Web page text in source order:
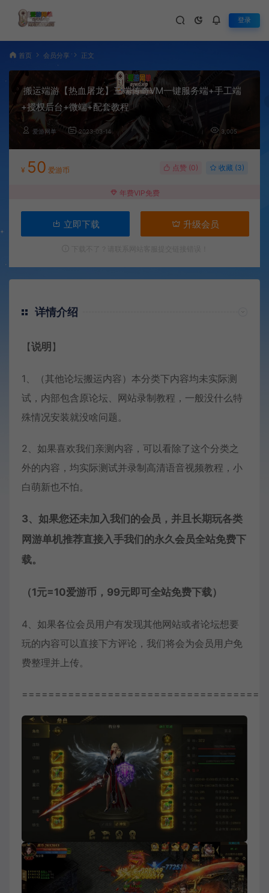
登录
首页 会员分享 正文
搬运端游【热血屠龙】三端传奇VM一键服务端+手工端
+授权后台+微端+配套教程
爱游网单 2023-03-14 3,005
¥ 50 爱游币 点赞 (0) 收藏 (3)
年费VIP免费
立即下载 升级会员
详情介绍
【说明 】
1、（其他论坛搬运内容）本分类下内容均未实际测
试，内部包含原论坛、网站录制教程，一般没什么特
殊情况安装就没啥问题。
2、如果喜欢我们亲测内容，可以看除了这个分类之
外的内容，均实际测试并录制高清语音视频教程，小
白萌新也不怕。
3、如果您还未加入我们的会员，并且长期玩各类
网游单机推荐直接入手我们的永久会员全站免费下
载。
（1元=10爱游币，99元即可全站免费下载）
4、如果各位会员用户有发现其他网站或者论坛想要
玩的内容可以直接下方评论，我们将会为会员用户免
费整理并上传。